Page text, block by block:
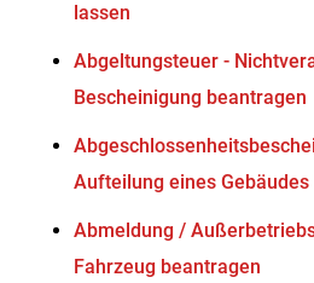
lassen
Abgeltungsteuer -
Bescheinigung beantragen
Aufteilung eines
Abmeldung /
Fahrzeug beantragen